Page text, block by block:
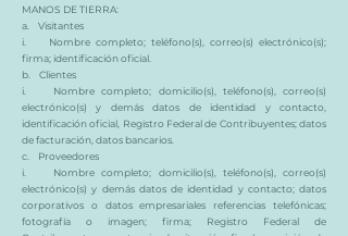
MANOS DE TIERRA:
a. Visitantes
i. Nombre completo; teléfono(s), correo(s) electrónico(s);
firma; identificación oficial.
b. Clientes
i. Nombre completo; domicilio(s), teléfono(s), correo(s)
electrónico(s) y demás datos de identidad y contacto,
identificación oficial, Registro Federal de Contribuyentes; datos
de facturación, datos bancarios.
c. Proveedores
i. Nombre completo; domicilio(s), teléfono(s), correo(s)
electrónico(s) y demás datos de identidad y contacto; datos
corporativos o datos empresariales referencias telefónicas;
fotografía o imagen; firma; Registro Federal de